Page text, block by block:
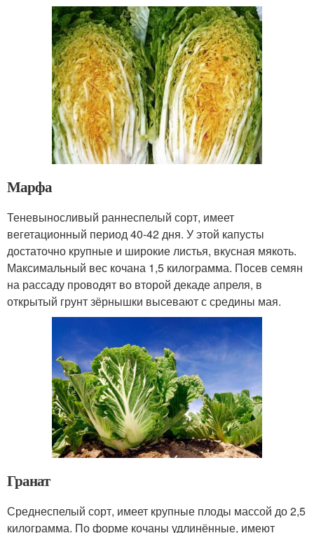
Марфа
Теневыносливый раннеспелый сорт, имеет
вегетационный период 40-42 дня. У этой капусты
достаточно крупные и широкие листья, вкусная мякоть.
Максимальный вес кочана 1,5 килограмма. Посев семян
на рассаду проводят во второй декаде апреля, в
открытый грунт зёрнышки высевают с средины мая.
Гранат
Среднеспелый сорт, имеет крупные плоды массой до 2,5
килограмма. По форме кочаны удлинённые, имеют